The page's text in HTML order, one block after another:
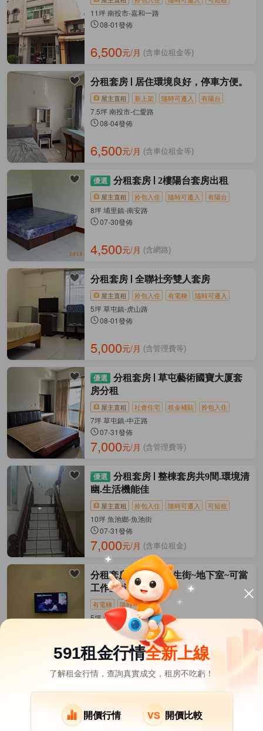
11坪 南投市-嘉和一路
08-01發佈
6,500元/月 (含車位租金等)
分租套房 居住環境良好，停車方便。
屋主直租 新上架 隨時可遷入 有陽台
7.5坪 南投市-仁愛路
08-04發佈
6,500元/月 (含車位租金等)
分租套房 2樓陽台套房出租
屋主直租 拎包入住 隨時可遷入 有陽台
8坪 埔里鎮-南安路
07-30發佈
4,500元/月 (含網路)
分租套房 全聯社旁雙人套房
屋主直租 拎包入住 有電梯 隨時可遷入
5坪 草屯鎮-虎山路
08-01發佈
5,000元/月 (含管理費等)
分租套房
草屯藝術國寶大厦套
房分租
屋主直租 社會住宅 租金補貼 拎包入住
7坪 草屯鎮-中正路
07-31發佈
7,000元/月 (含管理費等)
分租套房
整棟套房共9間.環境清
幽.生活機能佳
屋主直租 拎包入住 隨時可遷入 可短租
10坪 魚池鄉-魚池街
07-31發佈
7,000元/月 (含車位租金)
分租套房
南投市民生街~地下室~可當
工作室#沒衛浴
有電梯 隨時可遷入
5坪 南投市-民生街
07-17發佈
3,000元/月 (含管理費等)
其它租屋 熱門在租社區
中寮鄉租屋
591租金行情全新上線
了解租金行情，查詢真實成交，租房不吃虧！
開價行情 開價比較